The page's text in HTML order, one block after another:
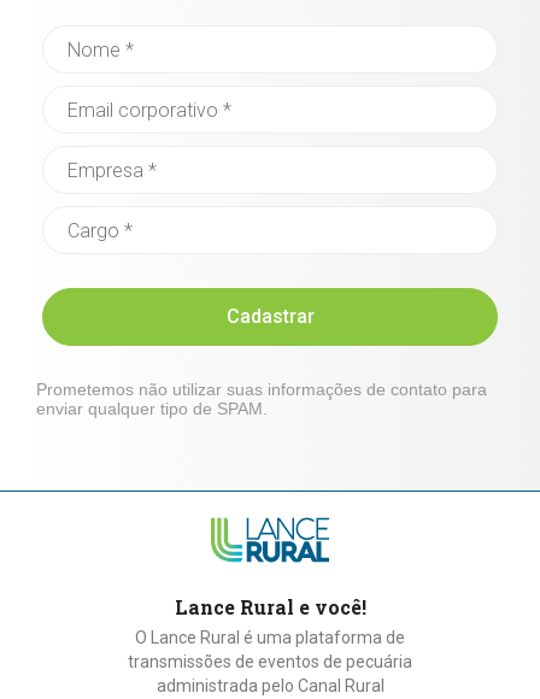
Cadastrar
Prometemos não utilizar suas informações de contato para
enviar qualquer tipo de SPAM.
Lance Rural e você!
O Lance Rural é uma plataforma de
transmissões de eventos de pecuária
administrada pelo Canal Rural